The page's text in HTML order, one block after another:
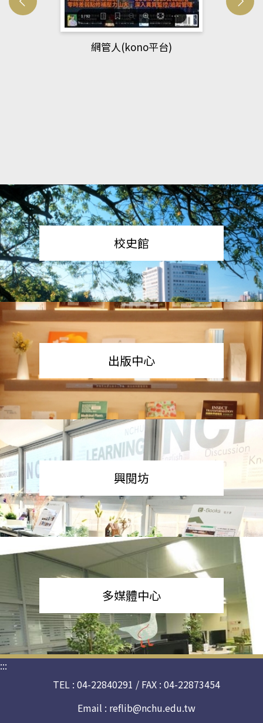
網管人(kono平台)
校史館
出版中心
興閱坊
多媒體中心
:::
TEL : 04-22840291 / FAX : 04-22873454
Email : reflib@nchu.edu.tw